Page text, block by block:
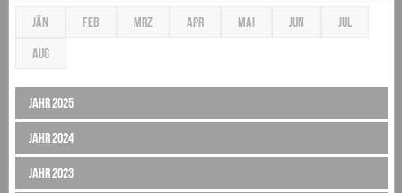
JÄN FEB MRZ APR MAI JUN JUL
AUG
Jahr 2025
Jahr 2024
Jahr 2023